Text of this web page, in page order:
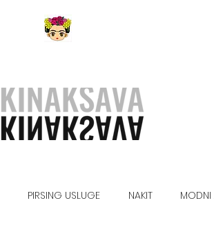
PIRSING USLUGE NAKIT MODNI